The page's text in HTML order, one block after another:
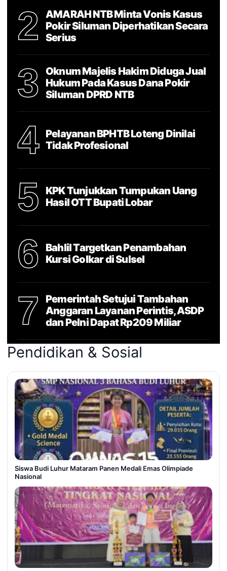
2
AMARAH NTB Minta Vonis Kasus
Pokir Siluman Diperhatikan Secara
Serius
3
Oknum Majelis Hakim Diduga Jual
Hukum Pada Kasus Dana Pokir
Siluman DPRD NTB
4
Pelayanan BPHTB Loteng Dinilai
Tidak Profesional
5
KPK Tunjukkan Tumpukan Uang
Hasil OTT Bupati Lobar
6
Bahlil Targetkan Penambahan
Kursi Golkar di Sulsel
7
Pemerintah Setujui Tambahan
Anggaran Layanan Perintis, ASDP
dan Pelni Dapat Rp209 Miliar
Pendidikan & Sosial
Siswa Budi Luhur Mataram Panen Medali Emas Olimpiade
Nasional